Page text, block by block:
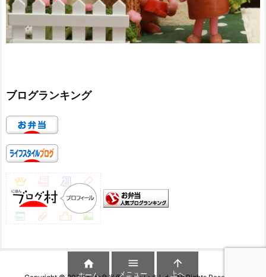
ブログランキング

ホーム

メニュー

上へ